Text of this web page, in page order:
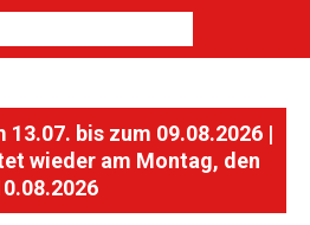
13.07. bis zum 09.08.2026 |
wieder am Montag, den